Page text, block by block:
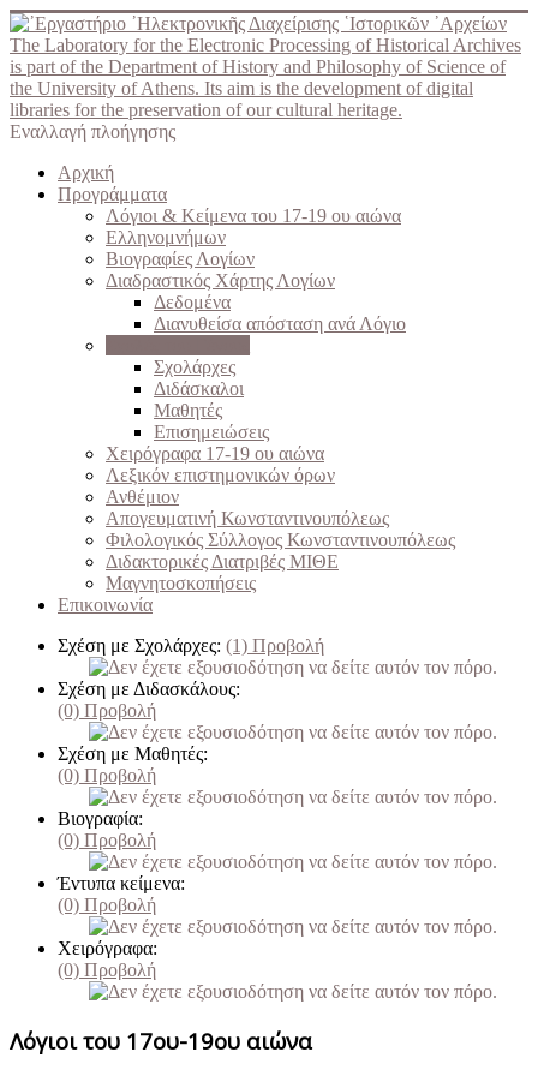
The Laboratory for the Electronic Processing of Historical Archives
is part of the Department of History and Philosophy of Science of
the University of Athens. Its aim is the development of digital
libraries for the preservation of our cultural heritage.
Εναλλαγή πλοήγησης
Αρχική
Προγράμματα
Λόγιοι & Κείμενα του 17-19 ου αιώνα
Ελληνομνήμων
Βιογραφίες Λογίων
Διαδραστικός Χάρτης Λογίων
Δεδομένα
Διανυθείσα απόσταση ανά Λόγιο
Σχολάρχες
Διδάσκαλοι
Μαθητές
Επισημειώσεις
Χειρόγραφα 17-19 ου αιώνα
Λεξικόν επιστημονικών όρων
Ανθέμιον
Απογευματινή Κωνσταντινουπόλεως
Φιλολογικός Σύλλογος Κωνσταντινουπόλεως
Διδακτορικές Διατριβές ΜΙΘΕ
Μαγνητοσκοπήσεις
Επικοινωνία
Σχέση με Σχολάρχες: (1) Προβολή
Σχέση με Διδασκάλους:
(0) Προβολή
Σχέση με Μαθητές:
(0) Προβολή
Βιογραφία:
(0) Προβολή
Έντυπα κείμενα:
(0) Προβολή
Χειρόγραφα:
(0) Προβολή
Λόγιοι του 17ου-19ου αιώνα